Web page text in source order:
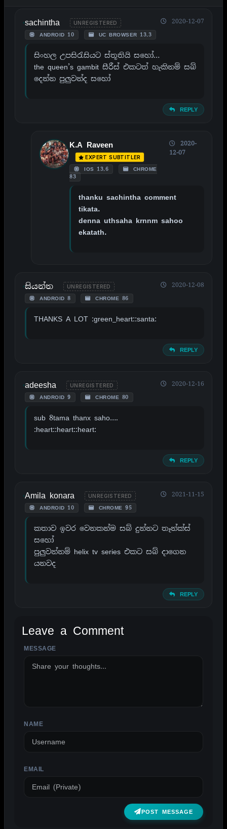
sachintha UNREGISTERED
ANDROID 10 UC BROWSER 13.3
2020-12-07
සිංහල උපසිරැසියට ස්තූතියි සහෝ…
the queen’s gambit සීරීස් එකටත් හැකිනම් සබ්
දෙන්න පුලුවන්ද සහෝ
REPLY
K.A Raveen
EXPERT SUBTITLER
IOS 13.6
CHROME
83
2020-
12-07
thanku sachintha comment
tikata.
denna uthsaha krnnm sahoo
ekatath.
සියන්ත UNREGISTERED
ANDROID 8 CHROME 86
2020-12-08
THANKS A LOT :green_heart::santa:
REPLY
adeesha UNREGISTERED
ANDROID 9 CHROME 80
2020-12-16
sub 8tama thanx saho….
:heart::heart::heart:
REPLY
Amila konara UNREGISTERED
ANDROID 10 CHROME 95
2021-11-15
කතාව ඉවර වෙනකන්ම සබ් දුන්නට තෑන්ක්ස්
සහෝ
පුලුවන්නම් helix tv series එකට සබ් දාගෙන
යනවද
REPLY
Leave a Comment
MESSAGE
NAME
EMAIL
POST MESSAGE
ALTERNATIVE: